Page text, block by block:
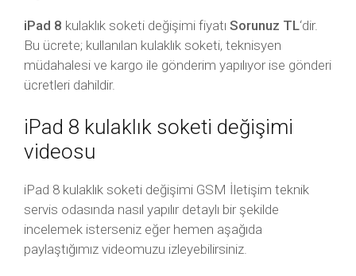
iPad 8 kulaklık soketi değişimi fiyatı Sorunuz TL‘dir.
Bu ücrete; kullanılan kulaklık soketi, teknisyen
müdahalesi ve kargo ile gönderim yapılıyor ise gönderi
ücretleri dahildir.
iPad 8 kulaklık soketi değişimi
videosu
iPad 8 kulaklık soketi değişimi GSM İletişim teknik
servis odasında nasıl yapılır detaylı bir şekilde
incelemek isterseniz eğer hemen aşağıda
paylaştığımız videomuzu izleyebilirsiniz.